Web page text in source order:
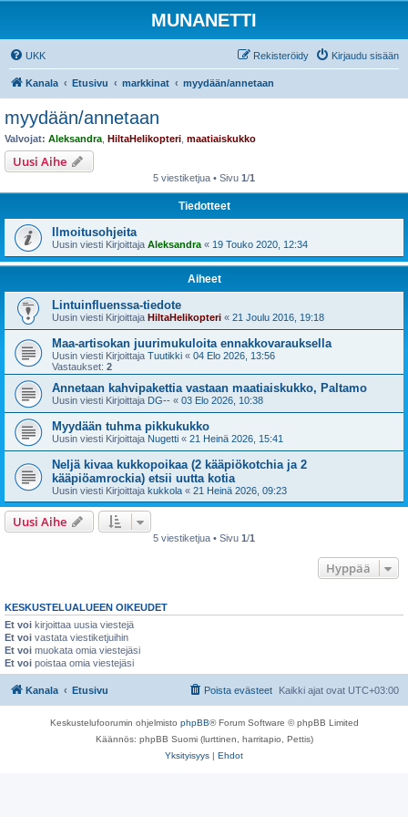
MUNANETTI
UKK Kirjaudu sisään
Rekisteröidy
Kanala Etusivu markkinat myydään/annetaan
myydään/annetaan
Valvojat: Aleksandra HiltaHelikopteri maatiaiskukko
Uusi Aihe
5 viestiketjua • Sivu 1/1
Tiedotteet
Ilmoitusohjeita
Uusin viesti Kirjoittaja Aleksandra « 19 Touko 2020, 12:34
Aiheet
Lintuinfluenssa-tiedote
Uusin viesti Kirjoittaja HiltaHelikopteri « 21 Joulu 2016, 19:18
Maa-artisokan juurimukuloita ennakkovarauksella
Uusin viesti Kirjoittaja Tuutikki « 04 Elo 2026, 13:56
Vastaukset: 2
Annetaan kahvipakettia vastaan maatiaiskukko, Paltamo
Uusin viesti Kirjoittaja DG-- « 03 Elo 2026, 10:38
Myydään tuhma pikkukukko
Uusin viesti Kirjoittaja Nugetti « 21 Heinä 2026, 15:41
Neljä kivaa kukkopoikaa (2 kääpiökotchia ja 2
kääpiöamrockia) etsii uutta kotia
Uusin viesti Kirjoittaja kukkola « 21 Heinä 2026, 09:23
Uusi Aihe
5 viestiketjua • Sivu 1/1
Hyppää
KESKUSTELUALUEEN OIKEUDET
Et voi kirjoittaa uusia viestejä
Et voi vastata viestiketjuihin
Et voi muokata omia viestejäsi
Et voi poistaa omia viestejäsi
Kanala Etusivu Kaikki ajat ovat UTC+03:00
Poista evästeet
Keskustelufoorumin ohjelmisto phpBB® Forum Software © phpBB Limited
Käännös: phpBB Suomi (lurttinen, harritapio, Pettis)
Yksityisyys | Ehdot